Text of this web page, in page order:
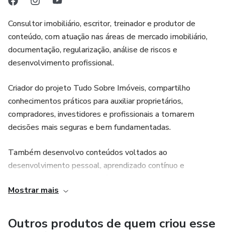
Consultor imobiliário, escritor, treinador e produtor de
conteúdo, com atuação nas áreas de mercado imobiliário,
documentação, regularização, análise de riscos e
desenvolvimento profissional.
Criador do projeto Tudo Sobre Imóveis, compartilho
conhecimentos práticos para auxiliar proprietários,
compradores, investidores e profissionais a tomarem
decisões mais seguras e bem fundamentadas.
Também desenvolvo conteúdos voltados ao
desenvolvimento pessoal, aprendizado contínuo e
abordagens peculiares e temas que estimulam reflexão,
aspectos da vida e dos negócios.
Mostrar mais
Outros produtos de quem criou esse